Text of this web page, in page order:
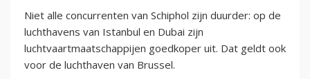
Niet alle concurrenten van Schiphol zijn duurder: op de
luchthavens van Istanbul en Dubai zijn
luchtvaartmaatschappijen goedkoper uit. Dat geldt ook
voor de luchthaven van Brussel.